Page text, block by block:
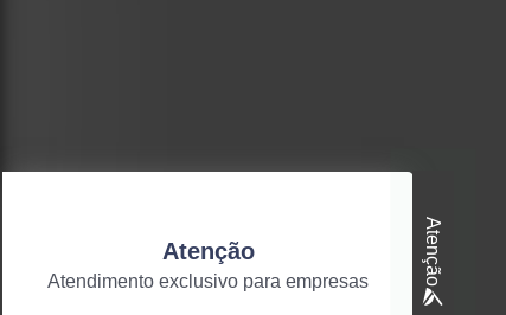
Atenção
Atendimento exclusivo para empresas Atenção